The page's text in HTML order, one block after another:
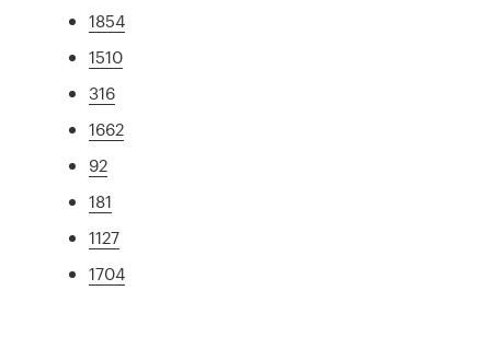
1854
1510
316
1662
92
181
1127
1704